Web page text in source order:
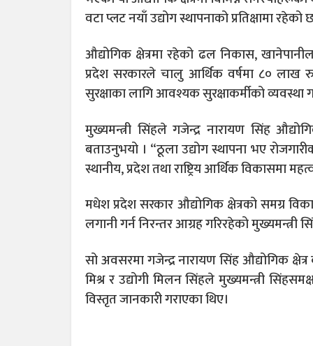
वटा प्लट नयाँ उद्योग स्थापनाको प्रतिक्षामा रहेको
औद्योगिक क्षेत्रमा रहेको ढल निकास,
प्रदेश सरकारले चालु आर्थिक वर्षमा ८० लाख
सुरक्षाका लागि आवश्यक सुरक्षाकर्मीको
मुख्यमन्त्री सिंहले गजेन्द्र नारायण सिंह
बताउनुभयो । “ठूला उद्योग स्थापना भए
स्थानीय, प्रदेश तथा राष्ट्रिय आर्थिक विकासमा
मधेश प्रदेश सरकार औद्योगिक क्षेत्रको समग्र
लगानी गर्न निरन्तर आग्रह गरिरहेको मुख्यमन्त्री
सो अवसरमा गजेन्द्र नारायण सिंह औद्योगिक
मिश्र र उद्योगी मिलन सिंहले मुख्यमन्त्री
विस्तृत जानकारी गराएका थिए।